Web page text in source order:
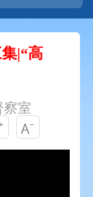
|“高
察室